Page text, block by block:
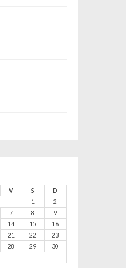
V S
D
1
2
7 8
9
14 15
16
21 22
23
28 29
30